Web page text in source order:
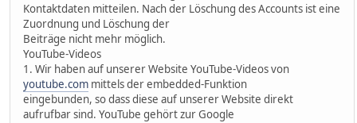
Kontaktdaten mitteilen. Nach der Löschung des Accounts ist eine
Zuordnung und Löschung der
Beiträge nicht mehr möglich.
YouTube-Videos
1. Wir haben auf unserer Website YouTube-Videos von
youtube.com mittels der embedded-Funktion
eingebunden, so dass diese auf unserer Website direkt
aufrufbar sind. YouTube gehört zur Google